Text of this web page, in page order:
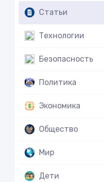
Статьи
Технологии
Безопасность
Политика
Экономика
Общество
Мир
Дети